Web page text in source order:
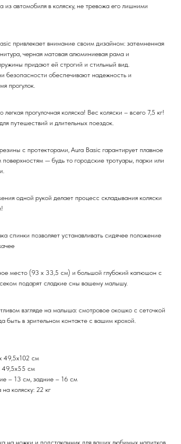
автомобиля в коляску, не тревожа его лишними
привлекает внимание своим дизайном: затемненная
черная матовая алюминиевая рама и
придают ей строгий и стильный вид.
безопасности обеспечивают надежность и
прогулок.
прогулочная коляска! Вес коляски – всего 7,5 кг!
путешествий и длительных поездок.
с протекторами, Aura Basic гарантирует плавное
— будь то городские тротуары, парки или
одной рукой делает процесс складывания коляски
спинки позволяет устанавливать сидячее положение
место (93 х 33,5 см) и большой глубокий капюшон с
подарят сладкие сны вашему малышу.
взгляде на малыша: смотровое окошко с сеточкой
быть в зрительном контакте с вашим крохой.
49,5х102 см
49,5х55 см
– 13 см, задние – 16 см
коляску: 22 кг
на ножки и подстаканник для ваших любимых напитков.